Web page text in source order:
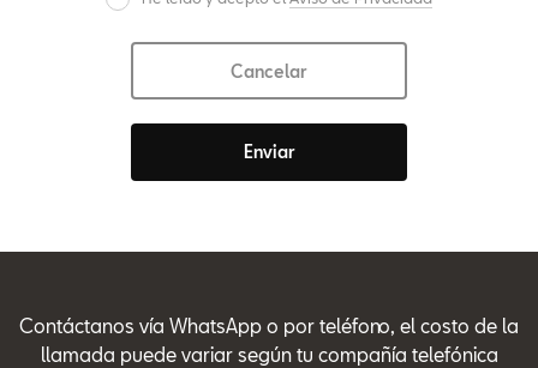
Cancelar
Enviar
Contáctanos vía WhatsApp o por teléfono, el costo de la
llamada puede variar según tu compañía telefónica